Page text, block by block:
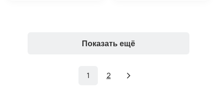
Показать ещё
1 2